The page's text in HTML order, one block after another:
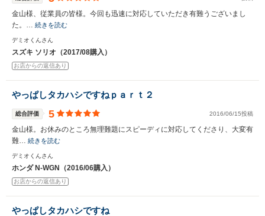
金山様、従業員の皆様。今回も迅速に対応していただき有難うございまし
た。… 続きを読む
デミオくんさん
スズキ ソリオ（2017/08購入）
お店からの返信あり
やっぱしタカハシですねｐａｒｔ２
総合評価 5 2016/06/15投稿
金山様。お休みのところ無理難題にスピーディに対応してくださり、大変有
難… 続きを読む
デミオくんさん
ホンダ N-WGN（2016/06購入）
お店からの返信あり
やっぱしタカハシですね